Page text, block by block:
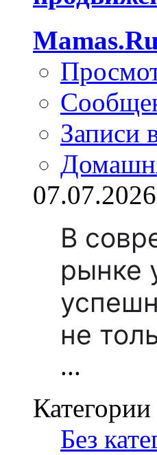
Записи
В
рынке
не
...
Категории
Без